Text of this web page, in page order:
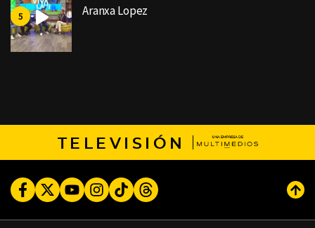
Aranxa Lopez
TELEVISIÓN
FacebookTwitterYoutubeInstagram
TikTokThreads